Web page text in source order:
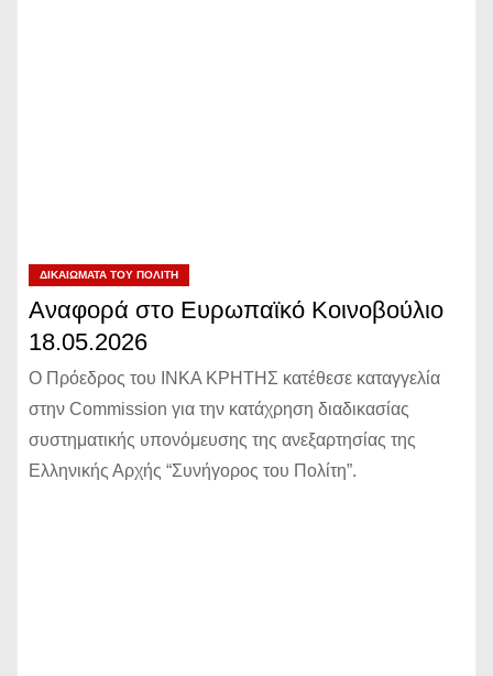
ΔΙΚΑΙΏΜΑΤΑ ΤΟΥ ΠΟΛΊΤΗ
Αναφορά στο Ευρωπαϊκό Κοινοβούλιο
18.05.2026
Ο Πρόεδρος του ΙΝΚΑ ΚΡΗΤΗΣ κατέθεσε καταγγελία
στην Commission για την κατάχρηση διαδικασίας
συστηματικής υπονόμευσης της ανεξαρτησίας της
Ελληνικής Αρχής “Συνήγορος του Πολίτη”.